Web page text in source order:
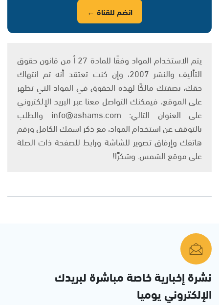
انضم للقناة ←
يتم الاستخدام المواد وفقًا للمادة 27 أ من قانون حقوق
التأليف والنشر 2007، وإن كنت تعتقد أنه تم انتهاك
حقك، بصفتك مالكًا لهذه الحقوق في المواد التي تظهر
على الموقع، فيمكنك التواصل معنا عبر البريد الإلكتروني
على العنوان التالي: info@ashams.com والطلب
بالتوقف عن استخدام المواد، مع ذكر اسمك الكامل ورقم
هاتفك وإرفاق تصوير للشاشة ورابط للصفحة ذات الصلة
على موقع الشمس. وشكرًا!
نشرة إخبارية خاصة مباشرة لبريدك
الإلكتروني يوميا